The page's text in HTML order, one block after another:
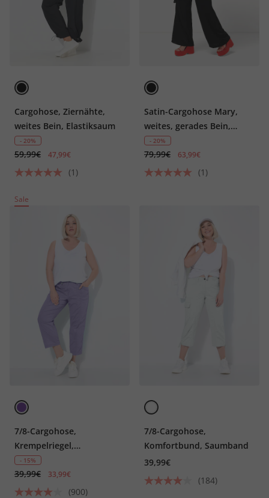
Cargohose, Ziernähte,
weites Bein, Elastiksaum
- 20%
59,99€ 47,99€
(1)
Satin-Cargohose Mary,
weites, gerades Bein,
Elastikbund
- 20%
79,99€ 63,99€
(1)
Sale
7/8-Cargohose,
Krempelriegel,
Komfortbund
- 15%
39,99€ 33,99€
(900)
7/8-Cargohose,
Komfortbund, Saumband
39,99€
(184)